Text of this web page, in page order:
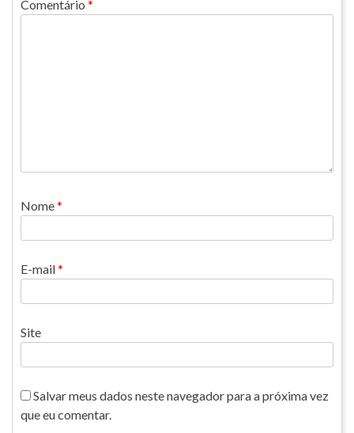
Comentário *
Nome*
E-mail*
Site
Salvar meus dados neste navegador para a próxima vez
que eu comentar.